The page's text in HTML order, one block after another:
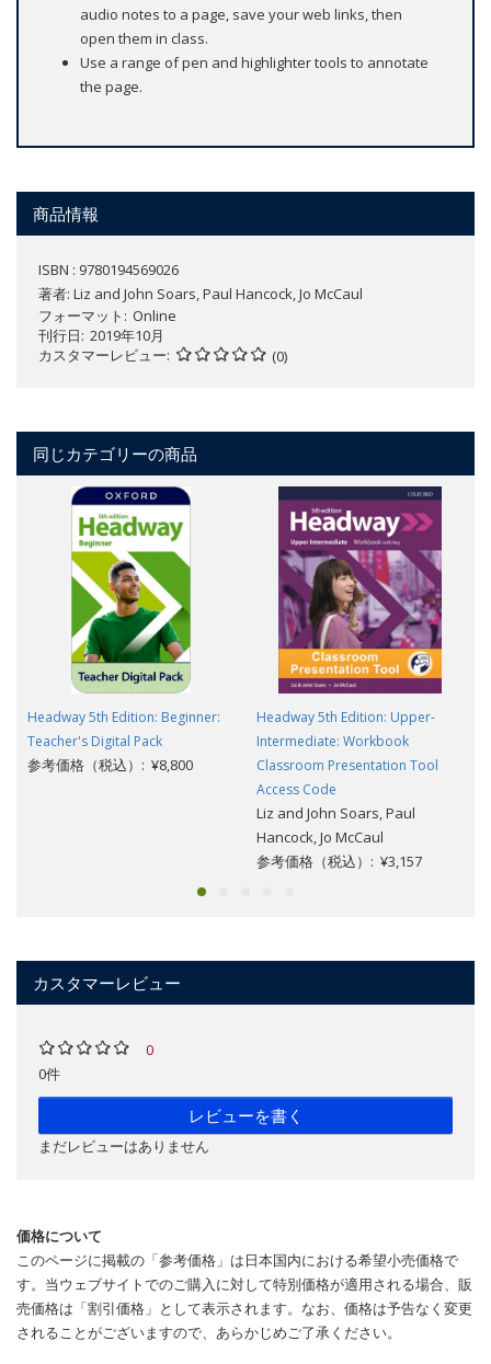
audio notes to a page, save your web links, then
open them in class.
Use a range of pen and highlighter tools to annotate
the page.
商品情報
ISBN : 9780194569026
著者: Liz and John Soars, Paul Hancock, Jo McCaul
フォーマット
Online
刊行日 2019年10月
カスタマーレビュー
(0)
同じカテゴリーの商品
Headway 5th Edition: Beginner:
Teacher's Digital Pack
参考価格（税込）: ¥8,800
Headway 5th Edition: Upper-
Intermediate: Workbook
Classroom Presentation Tool
Access Code
Liz and John Soars, Paul
Hancock, Jo McCaul
参考価格（税込）: ¥3,157
カスタマーレビュー
0
0件
レビューを書く
まだレビューはありません
価格について
このページに掲載の「参考価格」は日本国内における希望小売価格で
す。当ウェブサイトでのご購入に対して特別価格が適用される場合、販
売価格は「割引価格」として表示されます。なお、価格は予告なく変更
されることがございますので、あらかじめご了承ください。